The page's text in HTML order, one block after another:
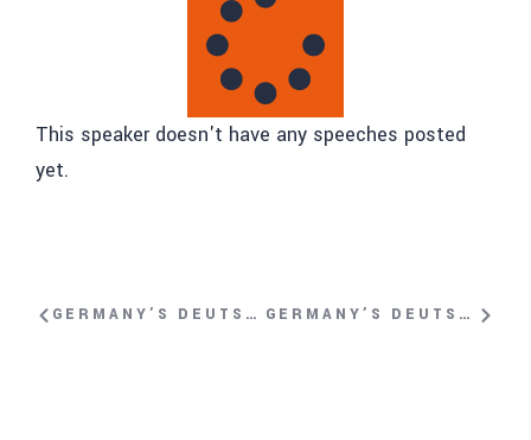
This speaker doesn't have any speeches posted
yet.
GERMANY’S DEUTSCHE WELLE ARTICLE ON IRANIAN RIGHTS ACTIVIST AND 2020 WOMEN’S RIGHTS AWARD GERMANY’S DEUTSCHE WELLE ARTICLE ON UYGHUR RIGHTS ACTIVIST JEWHER ILHAM